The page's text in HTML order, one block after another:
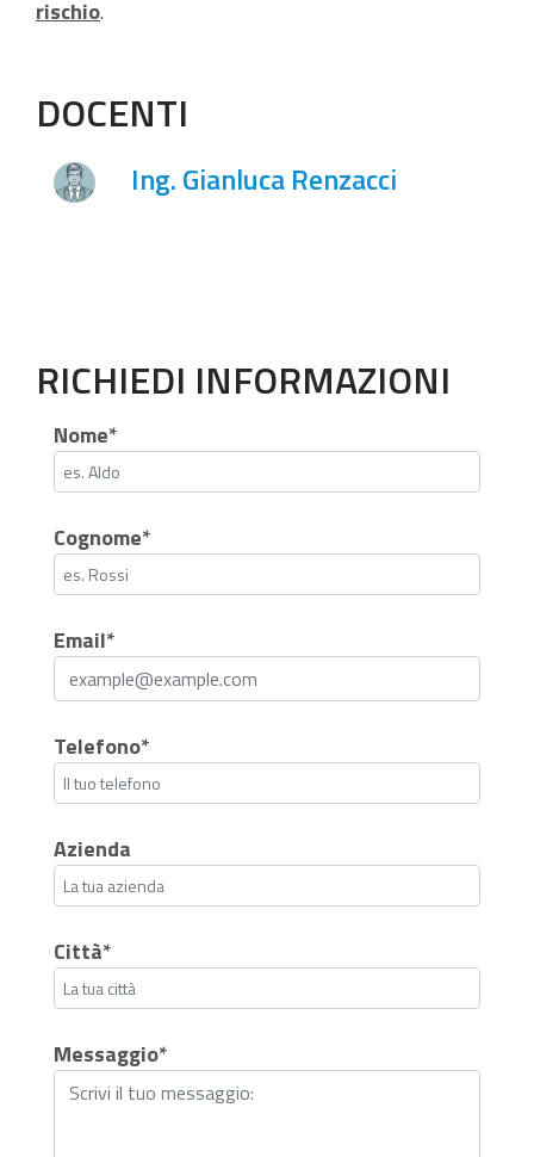
rischio.
DOCENTI
Ing. Gianluca Renzacci
RICHIEDI INFORMAZIONI
Nome*
Cognome*
Email*
Telefono*
Azienda
Città*
Messaggio*